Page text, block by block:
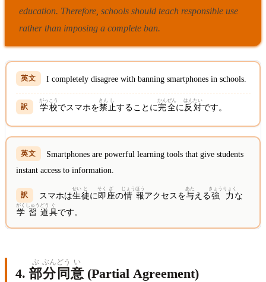
education. Therefore, schools should teach responsible use
rather than imposing a complete ban.
I completely disagree with banning smartphones in schools.
学
がっ
校
こう
でスマホを禁
きん
止
し
することに 完
かん
全
ぜん
に 反
はん
対
たい
です。
Smartphones are powerful learning tools that give students
instant access to information.
スマホは生
せい
徒
と
に即
そく
座
ざ
の情
じょう
報
ほう
アクセスを与
あた
える強力
きょうりょく
な
学
がく
習
しゅう
道
どう
具
ぐ
です。
4. 部
ぶ
分
ぶん
同
どう
意
い
(Partial Agreement)